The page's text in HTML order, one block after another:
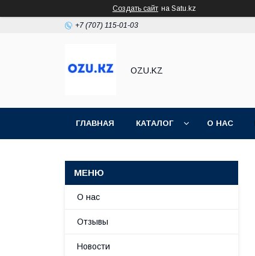
Создать сайт на Satu.kz
+7 (707) 115-01-03
OZU.KZ
ГЛАВНАЯ КАТАЛОГ О НАС
О нас
Отзывы
Новости